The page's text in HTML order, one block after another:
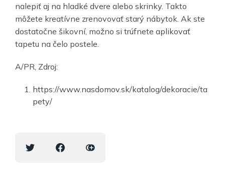
nalepiť aj na hladké dvere alebo skrinky. Takto
môžete kreatívne zrenovovať starý nábytok. Ak ste
dostatočne šikovní, možno si trúfnete aplikovať
tapetu na čelo postele.
A/PR, Zdroj:
https://www.nasdomov.sk/katalog/dekoracie/ta
pety/